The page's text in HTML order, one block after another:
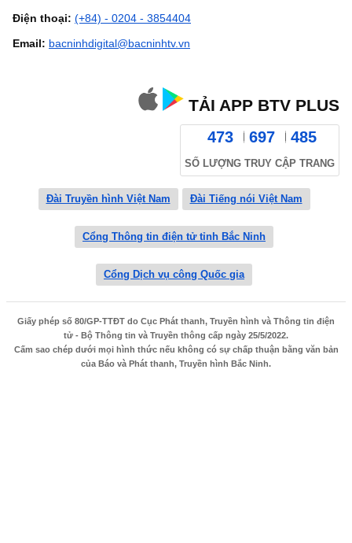
Điện thoại: (+84) - 0204 - 3854404
Email: bacninhdigital@bacninhtv.vn
TẢI APP BTV PLUS
473 697 485
SỐ LƯỢNG TRUY CẬP TRANG
Đài Truyền hình Việt Nam Đài Tiếng nói Việt Nam
Cổng Thông tin điện tử tỉnh Bắc Ninh
Cổng Dịch vụ công Quốc gia
Giấy phép số 80/GP-TTĐT do Cục Phát thanh, Truyền hình và Thông tin điện
tử - Bộ Thông tin và Truyền thông cấp ngày 25/5/2022.
Cấm sao chép dưới mọi hình thức nếu không có sự chấp thuận bằng văn bản
của Báo và Phát thanh, Truyền hình Bắc Ninh.